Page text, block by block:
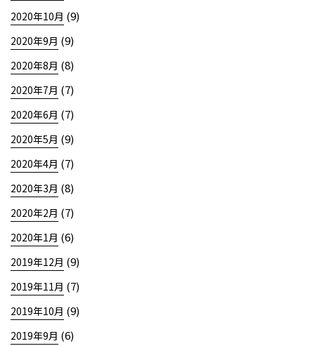
2020年10月 (9)
2020年9月 (9)
2020年8月 (8)
2020年7月 (7)
2020年6月 (7)
2020年5月 (9)
2020年4月 (7)
2020年3月 (8)
2020年2月 (7)
2020年1月 (6)
2019年12月 (9)
2019年11月 (7)
2019年10月 (9)
2019年9月 (6)